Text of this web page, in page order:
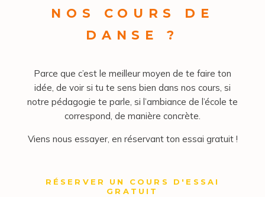
NOS COURS DE
DANSE ?
Parce que c’est le meilleur moyen de te faire ton
idée, de voir si tu te sens bien dans nos cours, si
notre pédagogie te parle, si l’ambiance de l’école te
correspond, de manière concrète.
Viens nous essayer, en réservant ton essai gratuit !
RÉSERVER UN COURS D'ESSAI
GRATUIT